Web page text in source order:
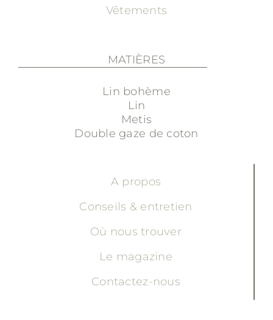
Vêtements
MATIÈRES
Lin bohème
Lin
Metis
Double gaze de coton
A propos
Conseils & entretien
Où nous trouver
Le magazine
Contactez-nous